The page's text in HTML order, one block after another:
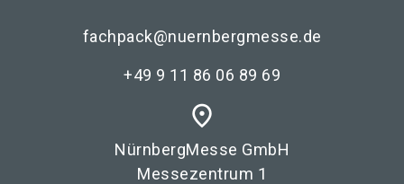
fachpack@nuernbergmesse.de
+49 9 11 86 06 89 69
place
NürnbergMesse GmbH
Messezentrum 1